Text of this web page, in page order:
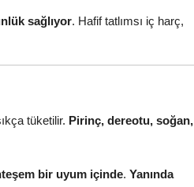
sağlıyor. Hafif tatlımsı iç harç,
tüketilir. Pirinç, dereotu, soğan,
bir uyum içinde. Yanında